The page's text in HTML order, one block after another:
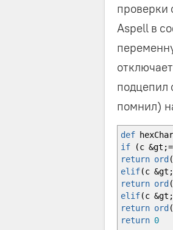
проверки
Aspell в
подцепил
помнил)
def
if
(c &gt ;=
return ord (
elif(c &gt
return ord (
elif(c &gt
return ord (
return 0